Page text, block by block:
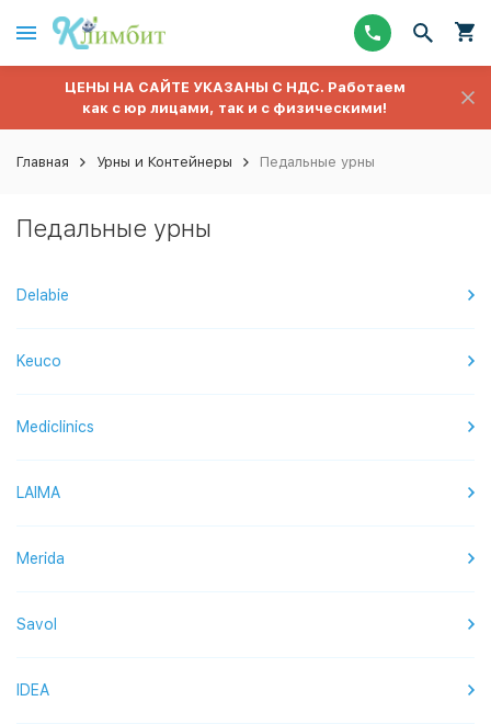
ЦЕНЫ НА САЙТЕ УКАЗАНЫ С НДС. Работаем
как с юр лицами, так и с физическими!
Главная Урны и Контейнеры Педальные урны
Педальные урны
Delabie
Keuco
Mediclinics
LAIMA
Merida
Savol
IDEA